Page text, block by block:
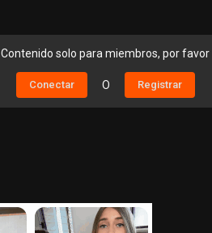
Contenido solo para miembros, por favor
Conectar O Registrar